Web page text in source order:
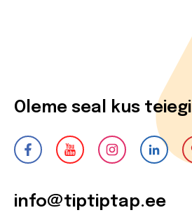
Oleme seal kus teiegi
info@tiptiptap.ee